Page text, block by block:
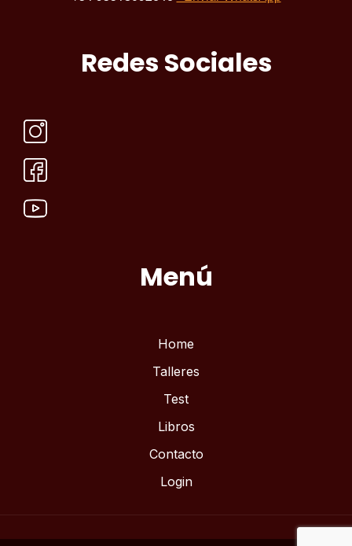
Redes Sociales
Menú
Home
Talleres
Test
Libros
Contacto
Login